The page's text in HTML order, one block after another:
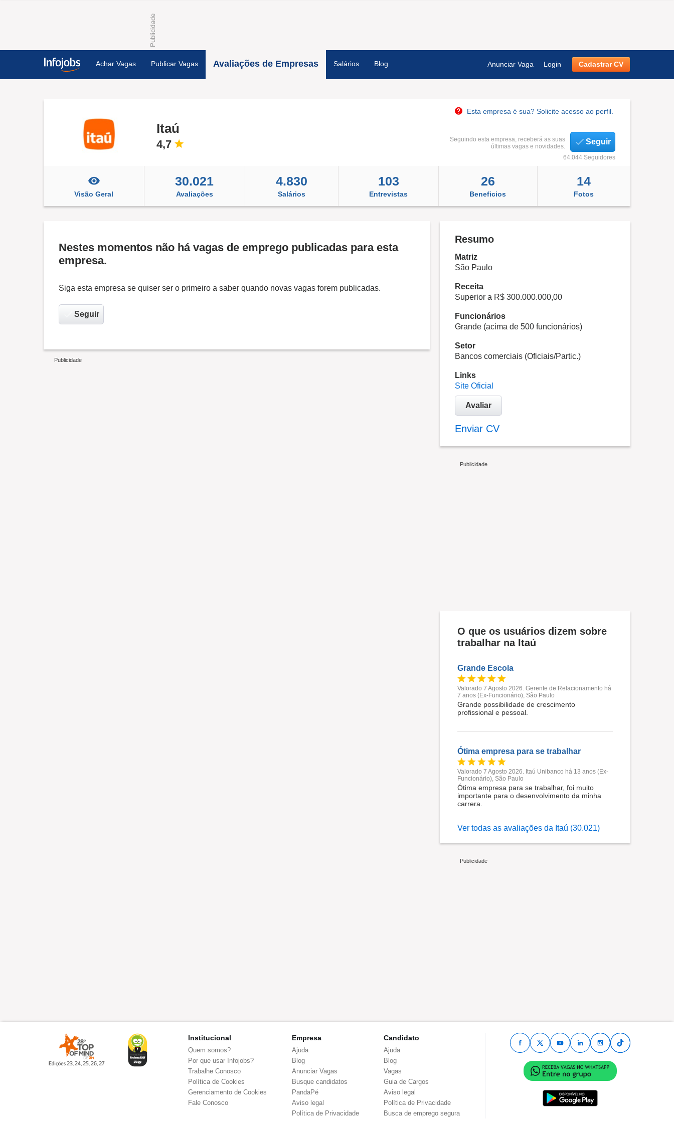
Achar Vagas Publicar Vagas Avaliações de Empresas Salários Blog Anunciar Vaga Login Cadastrar CV
Esta empresa é sua? Solicite acesso ao perfil.
Itaú
4,7
Seguindo esta empresa, receberá as suas
últimas vagas e novidades.
Seguir
64.044 Seguidores
Visão Geral
30.021
Avaliações
4.830
Salários
103
Entrevistas
26
Beneficios
14
Fotos
Nestes momentos não há vagas de emprego publicadas para esta
empresa.
Siga esta empresa se quiser ser o primeiro a saber quando novas vagas forem publicadas.
Seguir
Resumo
Matriz
São Paulo
Receita
Superior a R$ 300.000.000,00
Funcionários
Grande (acima de 500 funcionários)
Setor
Bancos comerciais (Oficiais/Partic.)
Links
Site Oficial
Avaliar
Enviar CV
O que os usuários dizem sobre
trabalhar na Itaú
Grande Escola
Valorado 7 Agosto 2026. Gerente de Relacionamento há
7 anos (Ex-Funcionário), São Paulo
Grande possibilidade de crescimento
profissional e pessoal.
Ótima empresa para se trabalhar
Valorado 7 Agosto 2026. Itaú Unibanco há 13 anos (Ex-
Funcionário), São Paulo
Ótima empresa para se trabalhar, foi muito
importante para o desenvolvimento da minha
carrera.
Ver todas as avaliações da Itaú (30.021)
Institucional
Quem somos?
Por que usar Infojobs?
Trabalhe Conosco
Política de Cookies
Gerenciamento de Cookies
Fale Conosco
Empresa
Ajuda
Blog
Anunciar Vagas
Busque candidatos
PandaPé
Aviso legal
Política de Privacidade
Candidato
Ajuda
Blog
Vagas
Guia de Cargos
Aviso legal
Política de Privacidade
Busca de emprego segura